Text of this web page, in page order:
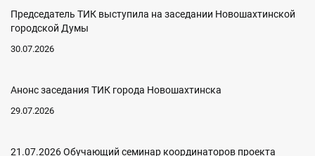
Председатель ТИК выступила на заседании Новошахтинской
городской Думы
30.07.2026
Анонс заседания ТИК города Новошахтинска
29.07.2026
21.07.2026 Обучающий семинар координаторов проекта